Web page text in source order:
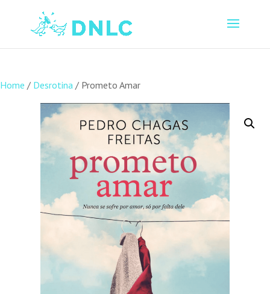
Home / Desrotina / Prometo Amar